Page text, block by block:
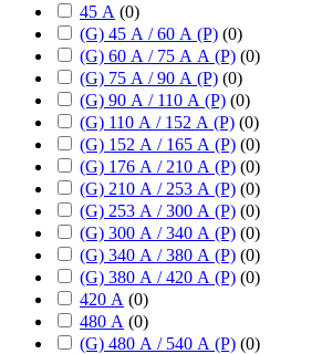
45 А (0)
(G) 45 А / 60 А (P) (0)
(G) 60 А / 75 А А (P) (0)
(G) 75 А / 90 А (P) (0)
(G) 90 А / 110 А (P) (0)
(G) 110 А / 152 А (P) (0)
(G) 152 А / 165 А (P) (0)
(G) 176 А / 210 А (P) (0)
(G) 210 А / 253 А (P) (0)
(G) 253 А / 300 А (P) (0)
(G) 300 А / 340 А (P) (0)
(G) 340 А / 380 А (P) (0)
(G) 380 А / 420 А (P) (0)
420 А (0)
480 А (0)
(G) 480 А / 540 А (P) (0)